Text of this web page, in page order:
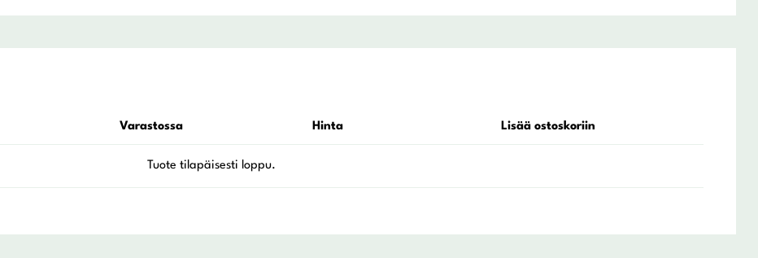
Varastossa Hinta Lisää ostoskoriin